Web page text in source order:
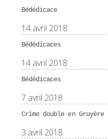
Bédédicace
14 avril 2018
Bédédicaces
14 avril 2018
Bédédicaces
7 avril 2018
Crìme double en Gruyère
3 avril 2018